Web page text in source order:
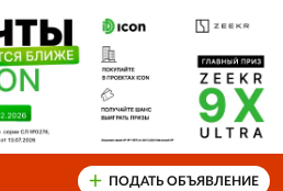
ПОДАТЬ ОБЪЯВЛЕНИЕ